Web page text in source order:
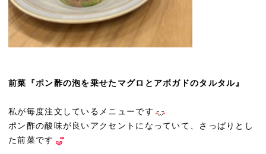
前菜『ポン酢の泡を乗せたマグロとアボガドのタルタル』
私が毎度注文しているメニューです
ポン酢の酸味が良いアクセントになっていて、さっぱりとし
た前菜です